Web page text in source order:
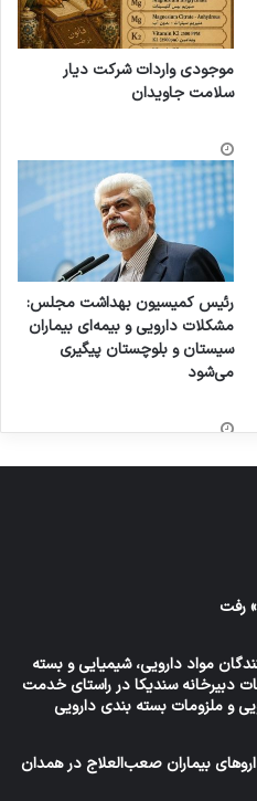
موجودی واردات شرکت دیار
سلامت جاویدان
رئیس کمیسیون بهداشت مجلس:
مشکلات دارویی و بیمه‌ای بیماران
سیستان و بلوچستان پیگیری
می‌شود
رفت
مواد دارویی، شیمیایی و بسته
دبیرخانه سندیکا در راستای خدمت
و ملزومات بسته بندی دارویی
بیماران صعب‌العلاج در همدان